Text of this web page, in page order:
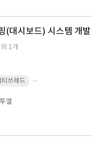
(대시보드) 시스템 개발
1개
티쓰레드 ...
엘